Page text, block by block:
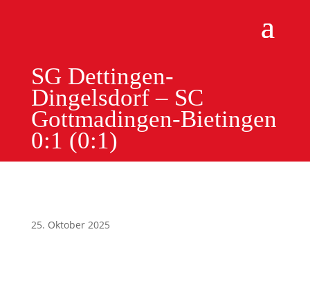
SG Dettingen-
Dingelsdorf – SC
Gottmadingen-Bietingen
0:1 (0:1)
25. Oktober 2025